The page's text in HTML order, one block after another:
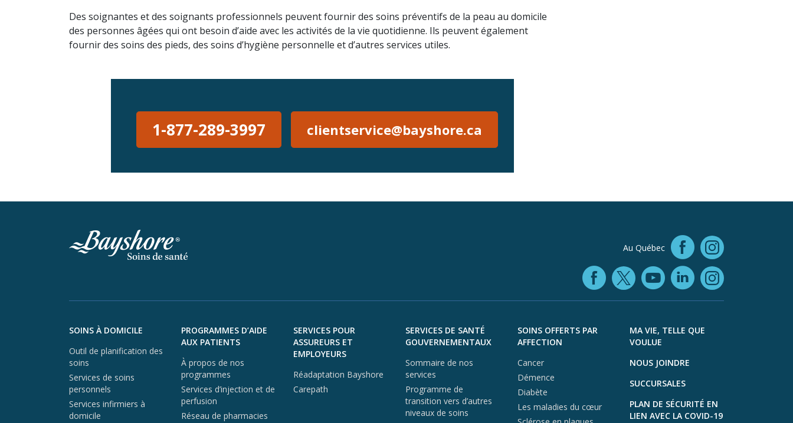
Des soignantes et des soignants professionnels peuvent fournir des soins préventifs de la peau au domicile
des personnes âgées qui ont besoin d’aide avec les activités de la vie quotidienne. Ils peuvent également
fournir des soins des pieds, des soins d’hygiène personnelle et d’autres services utiles.
1-877-289-3997 clientservice@bayshore.ca
Au Québec Facebook
Facebook (opens
X (opens in a
YouTube
LinkedIn
Aller au contenu du pied de page
SOINS À DOMICILE
Outil de planification des
soins
Services de soins
personnels
Services infirmiers à
domicile
PROGRAMMES D’AIDE
AUX PATIENTS
À propos de nos
programmes
Services d’injection et de
perfusion
Réseau de pharmacies
SERVICES POUR
ASSUREURS ET
EMPLOYEURS
Réadaptation Bayshore
Carepath
SERVICES DE SANTÉ
GOUVERNEMENTAUX
Sommaire de nos
services
Programme de
transition vers d’autres
niveaux de soins
SOINS OFFERTS PAR
AFFECTION
Cancer
Démence
Diabète
Les maladies du cœur
MA VIE, TELLE QUE
VOULUE
NOUS JOINDRE
SUCCURSALES
PLAN DE SÉCURITÉ EN
LIEN AVEC LA COVID-19